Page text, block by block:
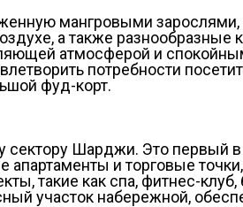
мангровыми
а также
атмосферой и
потребности
фуд-корт.
Шарджи. Это первый в
и торговые
такие как спа, фитнес-
участок набережной,